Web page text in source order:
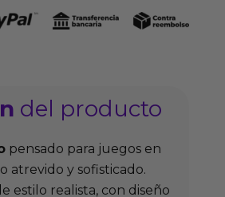
del producto
pensado para juegos en
atrevido y sofisticado.
estilo realista, con diseño